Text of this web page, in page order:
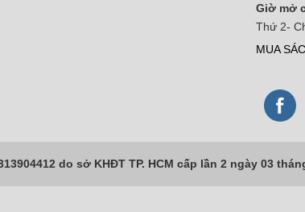
Giờ mở
Thứ 2-
MUA
do sở KHĐT TP. HCM cấp lần 2 ngày 03